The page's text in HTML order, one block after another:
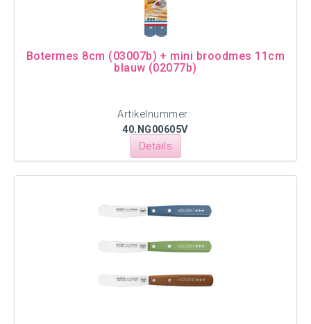
Botermes 8cm (03007b) + mini broodmes 11cm
blauw (02077b)
Artikelnummer:
40.NG00605V
Details